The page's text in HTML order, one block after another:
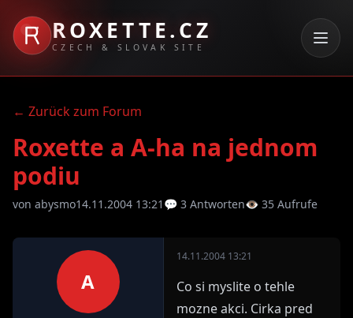
ROXETTE.CZ
CZECH & SLOVAK SITE
← Zurück zum Forum
Roxette a A-ha na jednom
podiu
von abysmo14.11.2004 13:21 💬 3 Antworten👁 35 Aufrufe
A
14.11.2004 13:21
Co si myslite o tehle
mozne akci. Cirka pred